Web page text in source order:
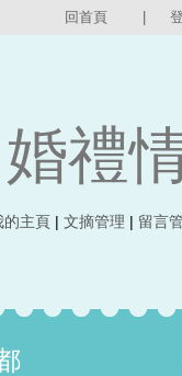
回首頁
婚禮
的主頁 | 文摘管理 | 留言